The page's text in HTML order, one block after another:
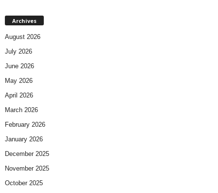
Archives
August 2026
July 2026
June 2026
May 2026
April 2026
March 2026
February 2026
January 2026
December 2025
November 2025
October 2025